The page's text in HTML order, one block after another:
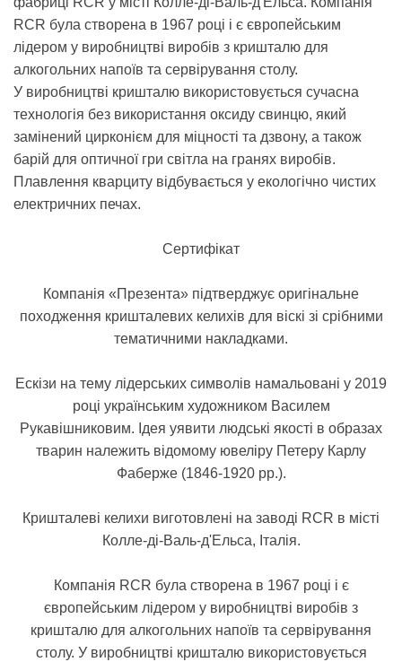
RCR була створена в 1967 році і є європейським
лідером у виробництві виробів з кришталю для
алкогольних напоїв та сервірування столу.
У виробництві кришталю використовується сучасна
технологія без використання оксиду свинцю, який
замінений цирконієм для міцності та дзвону, а також
барій для оптичної гри світла на гранях виробів.
Плавлення кварциту відбувається у екологічно чистих
електричних печах.
Сертифікат
Компанія «Презента» підтверджує оригінальне
походження кришталевих келихів для віскі зі срібними
тематичними накладками.
Ескізи на тему лідерських символів намальовані у 2019
році українським художником Василем
Рукавішниковим. Ідея уявити людські якості в образах
тварин належить відомому ювеліру Петеру Карлу
Фаберже (1846-1920 рр.).
Кришталеві келихи виготовлені на заводі RCR в місті
Колле-ді-Валь-д'Ельса, Італія.
Компанія RCR була створена в 1967 році і є
європейським лідером у виробництві виробів з
кришталю для алкогольних напоїв та сервірування
столу. У виробництві кришталю використовується